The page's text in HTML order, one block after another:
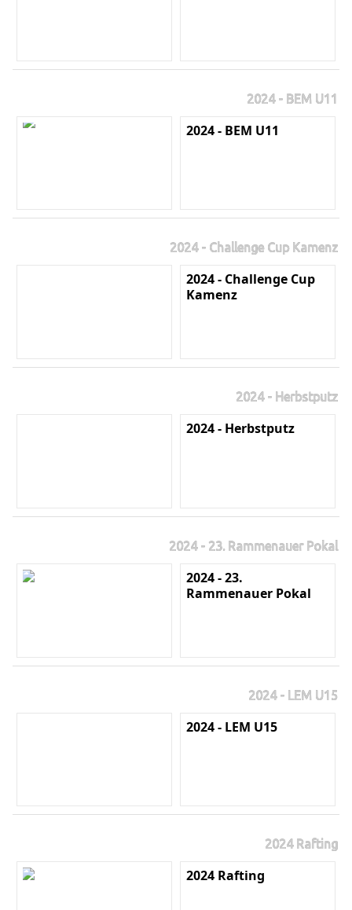
2024 - BEM U11
2024 - BEM U11
2024 - Challenge Cup Kamenz
2024 - Challenge Cup
Kamenz
2024 - Herbstputz
2024 - Herbstputz
2024 - 23. Rammenauer Pokal
2024 - 23.
Rammenauer Pokal
2024 - LEM U15
2024 - LEM U15
2024 Rafting
2024 Rafting